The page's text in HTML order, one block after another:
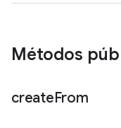
Métodos
createFrom